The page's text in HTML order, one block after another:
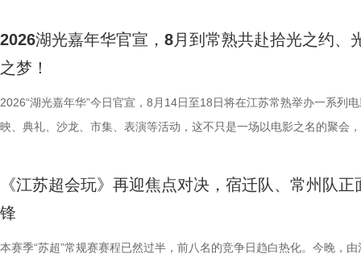
张謇立足中华文化、拥抱时代潮流的开放精神。 在风云激荡的
点，其个人命运与国家命运紧密相连。《江海潮生》尝试突破传统正剧
架，以“实业报国”为主轴，围绕张謇作为士人、企业家和爱国者的多重身
以充满张力的情节脉络再现丰满立体的人物成长轨迹，期待张謇的关键
集结顶尖创作力量，白玉兰、飞天奖得主何冰领衔主演 除了题
海潮生》汇聚了一众优秀主创。总编剧张强是《历史转折中的邓小平》
之一，总导演王伟民执导过《孤舟》《走向大西南》，《闯关东》《三
02两座旅游驿站，在“婚拍友好驿站”和小木屋的治愈氛围中完成趣味挑
翔雕塑，嘉宾们将登上128米亚洲最大水上摩天轮“苏州之眼”，于高空俯
鸡湖全景，随后前往苏州当代美术馆，在极简建筑与光影交错中完成艺
动。夜幕降临，活动转场至圆融天幕，嘉宾们的爱情箴言将在500米巨型
节，参与者将获颁“觅缘通关证书”。 图片10.png 本次活动全程将在《非
共同展示各打卡点特色风景。8月16日，金鸡湖畔，双湖为证。一场关于
与心动的城市漫游，一次《非诚勿扰》与苏州之间的七夕之约，即将开
加持、学科专家权威解读，以科学化、专业化教育力量赋能少年成长，
力。 节目通过抢位赛、团队轮答赛、项目挑战赛三重递进式竞技体
方位检验少年们的综合素养。首轮抢位赛考验选手们的空间几何能力，
年凭借扎实数理基础与超快临场反应同台竞速、排名定序，为后续战队
料，掌握幻方、数独、杨辉三角、九章算术、圆周率、张衡历法、古诗
可直接解锁终极项目挑战专属资源包，在最后一关抢占天然优势。
阵作为终极试炼的PBL项目挑战，跳出传统纸笔答题框架，少年们将前
化广电和旅游局、盐城经济技术开发区指导，江苏世纪新城投资控股集
达文化传媒公司联合主办，盐城师范学院、盐城幼儿师范高等专科学校
活动当天，众多知名编剧、导演、作家、行业专家、平台代表及影视公
人齐聚一堂，共同见证文学与影视两大艺术形态的深度对话与跨界共振
作，点亮IP改编新航向 作为本次活动的核心环节，第二届“中子星·小说
《小说月报》《小说月报·大字版》《小说月报原创版》《科幻立方》四
名文学期刊2024年第9期至2025年第12期上刊载的480余篇小说中甄选
2026湖光嘉年华官宣，8月到常熟共赴拾光之约、
之梦！
2026“湖光嘉年华”今日官宣，8月14日至18日将在江苏常熟举办一系列
映、典礼、沙龙、市集、表演等活动，这不只是一场以电影之名的聚会
「观看」「典礼」「理解」「生活」「参与」五大主题活动单元，邀请
连接的集体体验。 同步发布的主视觉海报与主题活动单元海报，以常熟
步路线“雄鹰线”为灵感、以“雕刻现在 飞向未来”为寓意，绚烂的湖面与斑
《江苏超会玩》再迎焦点对决，宿迁队、常州队正
锋
本赛季“苏超”常规赛赛程已然过半，前八名的竞争日趋白热化。今晚，由